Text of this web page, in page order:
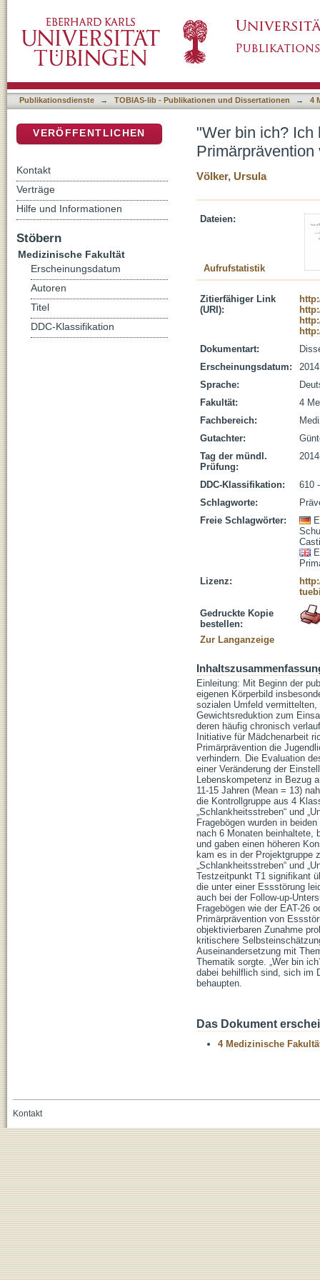
Publikationsdienste → TOBIAS-lib - Publikationen und Dissertationen → 4
"Wer bin ich? Ich
Völker, Ursula
Dateien:
Aufrufstatistik
Zitierfähiger Link
(URI):
Dokumentart:
Erscheinungsdatum:
2014
Sprache:
Fakultät:
4
Fachbereich:
Gutachter:
Tag der mündl.
Prüfung:
DDC-Klassifikation:
610
Schlagworte:
Freie Schlagwörter:
Lizenz:
Gedruckte Kopie
bestellen:
Zur Langanzeige
Einleitung: Mit Beginn der
eigenen Körperbild
sozialen Umfeld
Gewichtsreduktion zum
deren häufig chronisch
Initiative für Mädchenarbeit
Primärprävention die
verhindern. Die Evaluation
einer Veränderung der
Lebenskompetenz in Bezug
11-15 Jahren (Mean = 13)
die Kontrollgruppe aus 4
„Schlankheitsstreben“ und
Fragebögen wurden in
nach 6 Monaten beinhaltete,
und gaben einen höheren
kam es in der Projektgruppe
„Schlankheitsstreben“ und
Testzeitpunkt T1 signifikant
die unter einer Essstörung
auch bei der Follow-up-
Fragebögen wie der EAT-26
Primärprävention von
objektivierbaren Zunahme
kritischere
Auseinandersetzung mit
Thematik sorgte. „Wer bin
dabei behilflich sind, sich im
behaupten.
Das Dokument
4 Medizinische
VERÖFFENTLICHEN
Kontakt
Verträge
Hilfe und Informationen
Stöbern
Medizinische Fakultät
Erscheinungsdatum
Autoren
Titel
DDC-Klassifikation
Kontakt